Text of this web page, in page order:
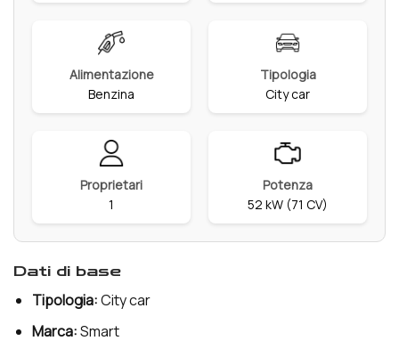
Alimentazione
Benzina
Tipologia
City car
Proprietari
1
Potenza
52 kW (71 CV)
dati di base
Tipologia:City car
Marca:Smart